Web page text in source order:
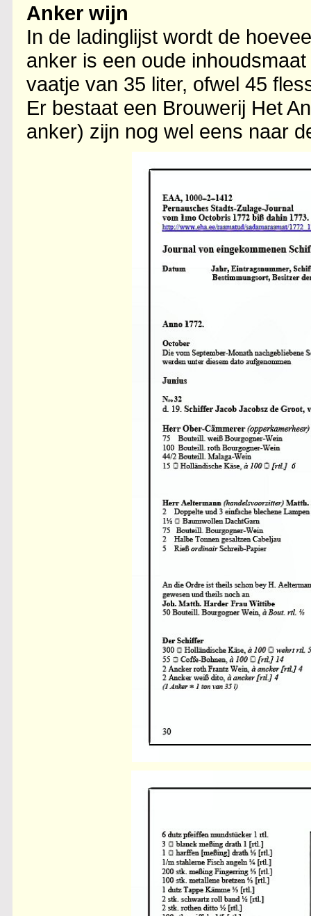
Anker wijn
In de ladinglijst wordt de
anker is een oude
vaatje van 35 liter, ofwel 45
Er bestaat een Brouwerij Het
anker) zijn nog wel eens naar